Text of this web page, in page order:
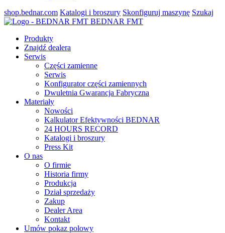
shop.bednar.com Katalogi i broszury Skonfiguruj maszynę Szukaj
BEDNAR FMT
Produkty
Znajdź dealera
Serwis
Części zamienne
Serwis
Konfigurator części zamiennych
Dwuletnia Gwarancja Fabryczna
Materiały
Nowości
Kalkulator Efektywności BEDNAR
24 HOURS RECORD
Katalogi i broszury
Press Kit
O nas
O firmie
Historia firmy
Produkcja
Dział sprzedaży
Zakup
Dealer Area
Kontakt
Umów pokaz polowy